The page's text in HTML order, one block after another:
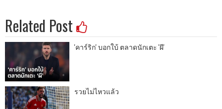
Related Post
'คาร์ริก' บอกใบ้ ตลาดนักเตะ 'ผี'
รวยไม่ไหวแล้ว